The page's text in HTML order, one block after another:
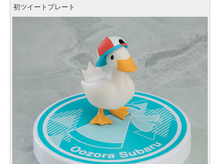
初ツイートプレート